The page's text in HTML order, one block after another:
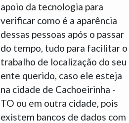
apoio da tecnologia para
verificar como é a aparência
dessas pessoas após o passar
do tempo, tudo para facilitar o
trabalho de localização do seu
ente querido, caso ele esteja
na cidade de Cachoeirinha -
TO ou em outra cidade, pois
existem bancos de dados com